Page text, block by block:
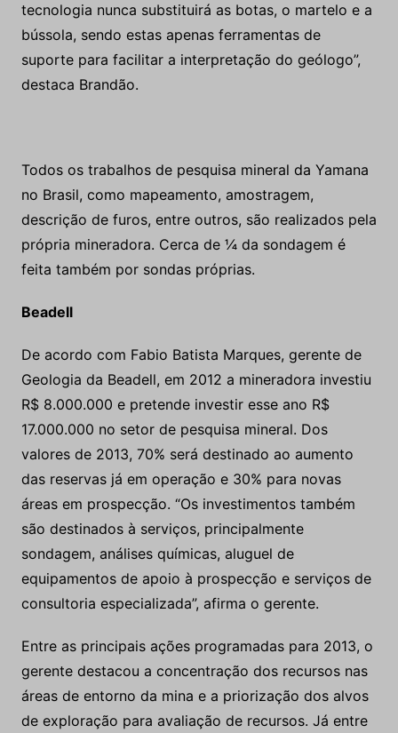
tecnologia nunca substituirá as botas, o martelo e a
bússola, sendo estas apenas ferramentas de
suporte para facilitar a interpretação do geólogo”,
destaca Brandão.
Todos os trabalhos de pesquisa mineral da Yamana
no Brasil, como mapeamento, amostragem,
descrição de furos, entre outros, são realizados pela
própria mineradora. Cerca de ¼ da sondagem é
feita também por sondas próprias.
Beadell
De acordo com Fabio Batista Marques, gerente de
Geologia da Beadell, em 2012 a mineradora investiu
R$ 8.000.000 e pretende investir esse ano R$
17.000.000 no setor de pesquisa mineral. Dos
valores de 2013, 70% será destinado ao aumento
das reservas já em operação e 30% para novas
áreas em prospecção. “Os investimentos também
são destinados à serviços, principalmente
sondagem, análises químicas, aluguel de
equipamentos de apoio à prospecção e serviços de
consultoria especializada”, afirma o gerente.
Entre as principais ações programadas para 2013, o
gerente destacou a concentração dos recursos nas
áreas de entorno da mina e a priorização dos alvos
de exploração para avaliação de recursos. Já entre